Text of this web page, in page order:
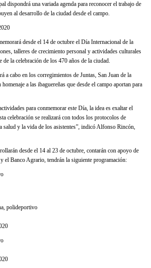
dispondrá una variada agenda para reconocer el trabajo de
al desarrollo de la ciudad desde el campo.
desde el 14 de octubre el Día Internacional de la
talleres de crecimiento personal y actividades culturales
de la celebración de los 470 años de la ciudad.
a cabo en los corregimientos de Juntas, San Juan de la
a las ibaguereñas que desde el campo aportan para
para conmemorar este Día, la idea es exaltar el
celebración se realizará con todos los protocolos de
salud y la vida de los asistentes”, indicó Alfonso Rincón,
desde el 14 al 23 de octubre, contarán con apoyo de
el Banco Agrario, tendrán la siguiente programación:
polideportivo